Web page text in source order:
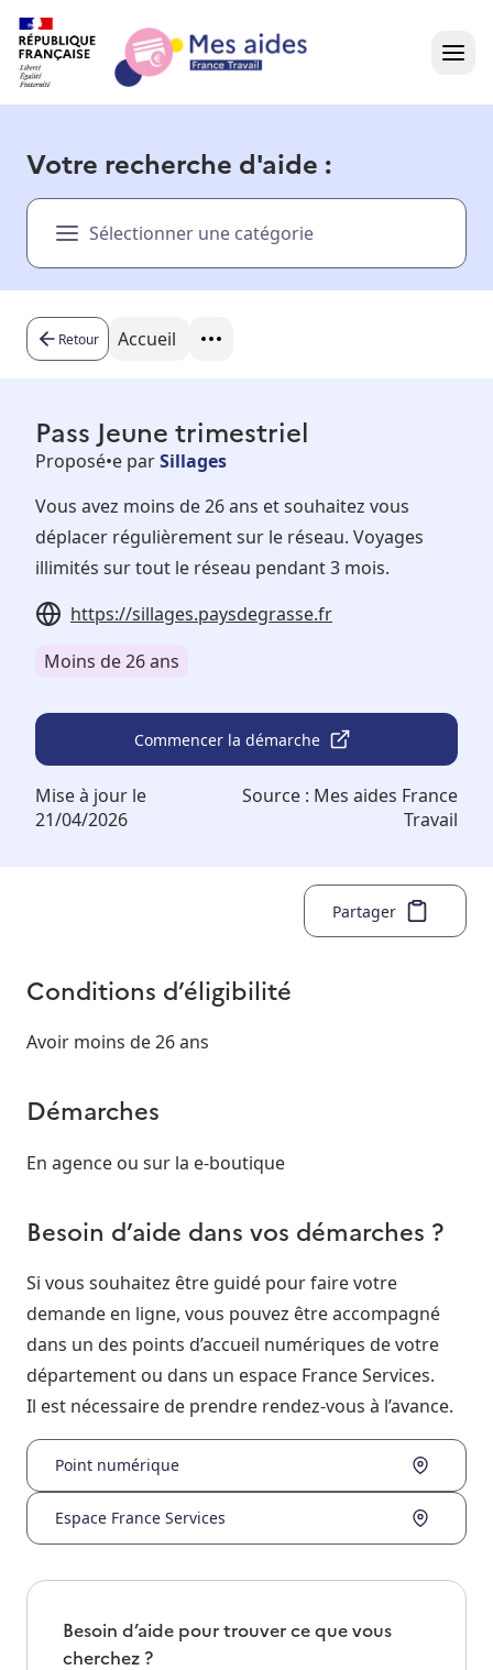
Présentation vidéo
Besoin d'aide ?
Votre recherche d'aide :
Sélectionner une catégorie
Retour Accueil
Pass Jeune trimestriel
Proposé•e parSillages
Vous avez moins de 26 ans et souhaitez vous
déplacer régulièrement sur le réseau. Voyages
illimités sur tout le réseau pendant 3 mois.
https://sillages.paysdegrasse.fr
Moins de 26 ans
Commencer la démarche
Mise à jour le
21/04/2026
Source : Mes aides France
Travail
Partager
Conditions d’éligibilité
Avoir moins de 26 ans
Démarches
En agence ou sur la e-boutique
Besoin d’aide dans vos démarches ?
Si vous souhaitez être guidé pour faire votre
demande en ligne, vous pouvez être accompagné
dans un des points d’accueil numériques de votre
département ou dans un espace France Services.
Il est nécessaire de prendre rendez-vous à l’avance.
Point numérique
Espace France Services
Besoin d’aide pour trouver ce que vous
cherchez ?